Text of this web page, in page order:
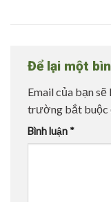
Để lại một
Email của bạn
trường bắt buộc
Bình luận *